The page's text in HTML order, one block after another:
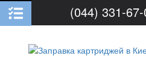
(044) 331-67-